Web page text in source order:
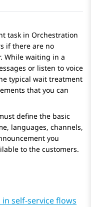
task in Orchestration
if there are no
While waiting in a
or listen to voice
typical wait treatment
that you can
define the basic
languages, channels,
you
to the customers.
self-service flows